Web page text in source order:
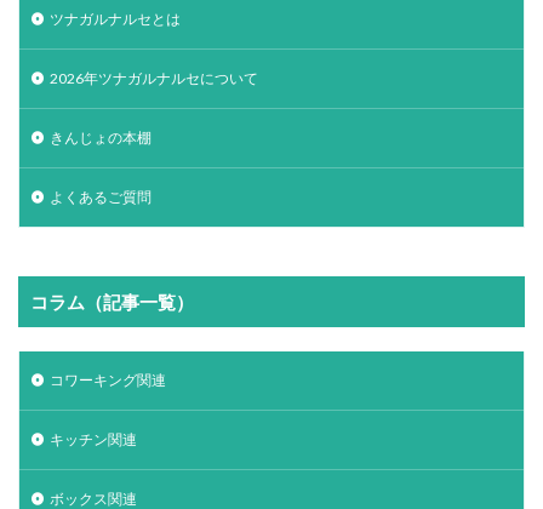
ツナガルナルセとは
2026年ツナガルナルセについて
きんじょの本棚
よくあるご質問
コラム（記事一覧）
コワーキング関連
キッチン関連
ボックス関連